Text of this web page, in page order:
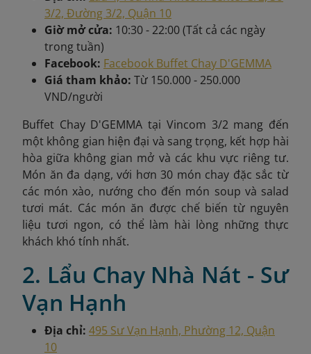
3/2, Đường 3/2, Quận 10
Giờ mở cửa: 10:30 - 22:00 (Tất cả các ngày
trong tuần)
Facebook: Facebook Buffet Chay D'GEMMA
Giá tham khảo: Từ 150.000 - 250.000
VND/người
Buffet Chay D'GEMMA tại Vincom 3/2 mang đến
một không gian hiện đại và sang trọng, kết hợp hài
hòa giữa không gian mở và các khu vực riêng tư.
Món ăn đa dạng, với hơn 30 món chay đặc sắc từ
các món xào, nướng cho đến món soup và salad
tươi mát. Các món ăn được chế biến từ nguyên
liệu tươi ngon, có thể làm hài lòng những thực
khách khó tính nhất.
2. Lẩu Chay Nhà Nát - Sư
Vạn Hạnh
Địa chỉ: 495 Sư Vạn Hạnh, Phường 12, Quận
10